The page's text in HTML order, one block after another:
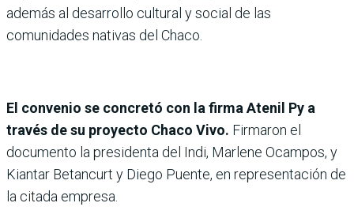
además al desarrollo cultural y social de las
comunidades nativas del Chaco.
El convenio se concretó con la firma Atenil Py a
través de su proyecto Chaco Vivo. Firmaron el
documento la presidenta del Indi, Marlene Ocampos, y
Kiantar Betancurt y Diego Puente, en representación de
la citada empresa.